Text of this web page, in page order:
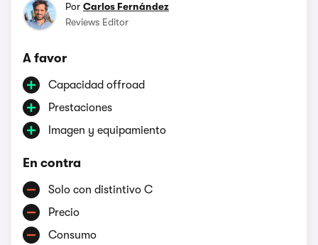
Por Carlos Fernández
Reviews Editor
A favor
Capacidad offroad
Prestaciones
Imagen y equipamiento
En contra
Solo con distintivo C
Precio
Consumo